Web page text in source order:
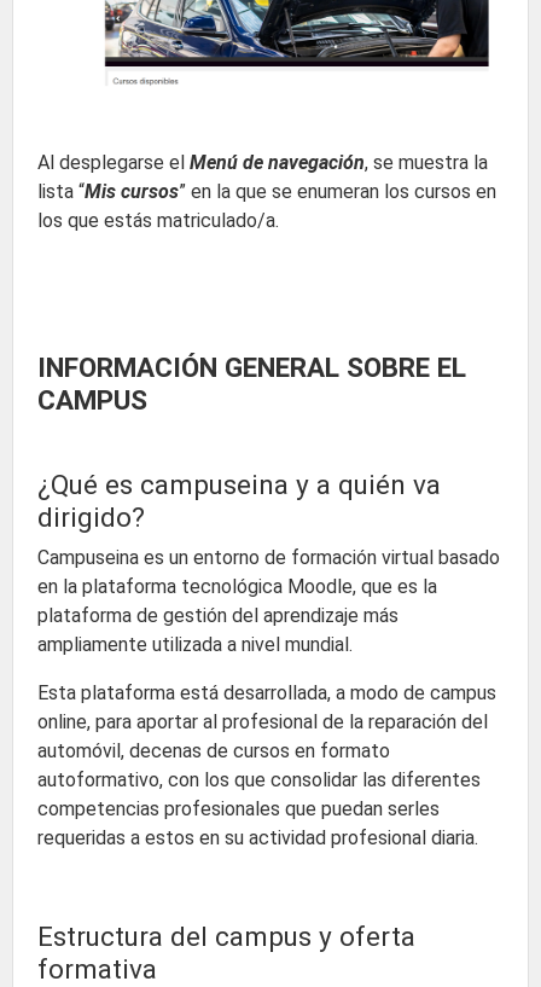
Al desplegarse el Menú de navegación, se muestra la
lista “Mis cursos” en la que se enumeran los cursos en
los que estás matriculado/a.
INFORMACIÓN GENERAL SOBRE EL
CAMPUS
¿Qué es campuseina y a quién va
dirigido?
Campuseina es un entorno de formación virtual basado
en la plataforma tecnológica Moodle, que es la
plataforma de gestión del aprendizaje más
ampliamente utilizada a nivel mundial.
Esta plataforma está desarrollada, a modo de campus
online, para aportar al profesional de la reparación del
automóvil, decenas de cursos en formato
autoformativo, con los que consolidar las diferentes
competencias profesionales que puedan serles
requeridas a estos en su actividad profesional diaria.
Estructura del campus y oferta
formativa